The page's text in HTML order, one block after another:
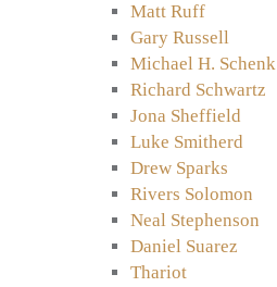
Matt Ruff
Gary Russell
Michael H. Schenk
Richard Schwartz
Jona Sheffield
Luke Smitherd
Drew Sparks
Rivers Solomon
Neal Stephenson
Daniel Suarez
Thariot